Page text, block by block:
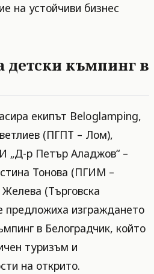
на устойчиви бизнес
детски къмпинг в
екипът Beloglamping,
(ПГПТ – Лом),
„Д-р Петър Аладжов“ –
Тонова (ПГИМ –
(Търговска
предложиха изграждането
в Белоградчик, който
туризъм и
на открито.